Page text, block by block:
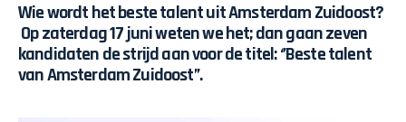
Wie wordt het beste talent uit Amsterdam Zuidoost?
Op zaterdag 17 juni weten we het; dan gaan zeven
kandidaten de strijd aan voor de titel: ‘’Beste talent
van Amsterdam Zuidoost’’.